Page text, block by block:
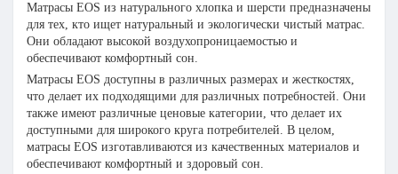
Матрасы EOS из натурального хлопка и шерсти предназначены
для тех, кто ищет натуральный и экологически чистый матрас.
Они обладают высокой воздухопроницаемостью и
обеспечивают комфортный сон.
Матрасы EOS доступны в различных размерах и жесткостях,
что делает их подходящими для различных потребностей. Они
также имеют различные ценовые категории, что делает их
доступными для широкого круга потребителей. В целом,
матрасы EOS изготавливаются из качественных материалов и
обеспечивают комфортный и здоровый сон.